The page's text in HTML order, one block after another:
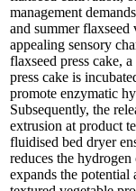
management
and summer flaxseed
appealing sensory
flaxseed press cake,
press cake is
promote enzymatic
Subsequently, the
extrusion at product
fluidised bed dryer
reduces the
expands the potential